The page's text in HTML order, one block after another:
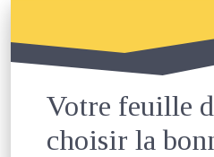
Votre feuille
choisir la